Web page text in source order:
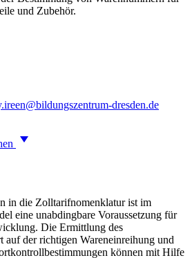
und Zubehör.
dresden.de
in die Zolltarifnomenklatur ist im
eine unabdingbare Voraussetzung für
Die Ermittlung des
auf der richtigen Wareneinreihung und
können mit Hilfe